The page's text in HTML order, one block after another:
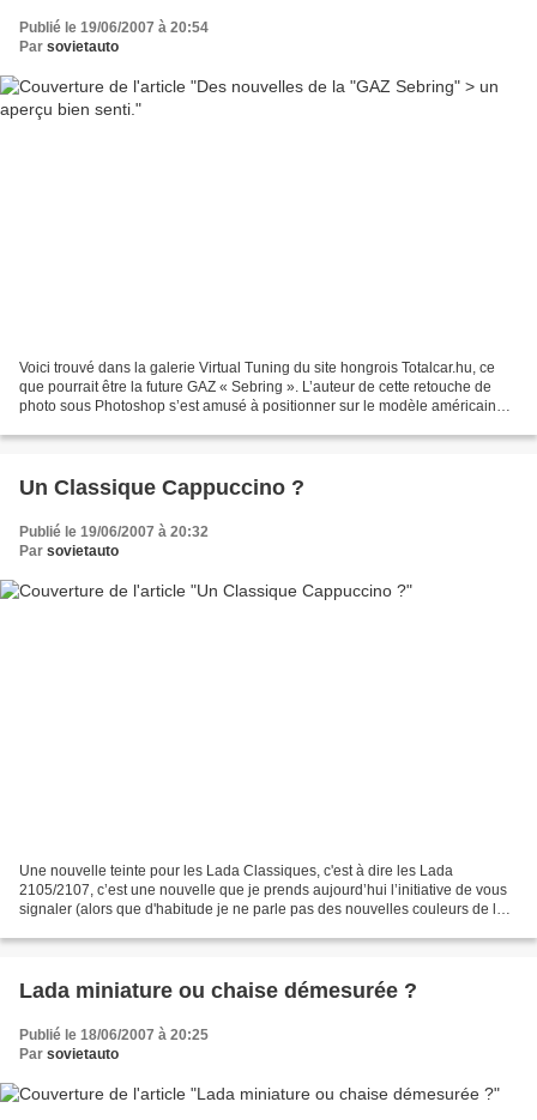
Publié le 19/06/2007 à 20:54
Par sovietauto
Voici trouvé dans la galerie Virtual Tuning du site hongrois Totalcar.hu, ce
que pourrait être la future GAZ « Sebring ». L’auteur de cette retouche de
photo sous Photoshop s’est amusé à positionner sur le modèle américain
Un Classique Cappuccino ?
Publié le 19/06/2007 à 20:32
Par sovietauto
Une nouvelle teinte pour les Lada Classiques, c'est à dire les Lada
2105/2107, c’est une nouvelle que je prends aujourd’hui l’initiative de vous
signaler (alors que d'habitude je ne parle pas des nouvelles couleurs de la
Lada miniature ou chaise démesurée ?
Publié le 18/06/2007 à 20:25
Par sovietauto